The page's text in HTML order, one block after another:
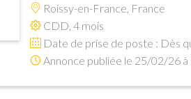
Roissy-en-France, France
CDD, 4 mois
Date de prise de poste : Dès
Annonce publiée le 25/02/26 à